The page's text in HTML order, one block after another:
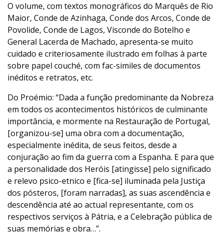
O volume, com textos monográficos do Marquês de Rio
Maior, Conde de Azinhaga, Conde dos Arcos, Conde de
Povolide, Conde de Lagos, Visconde do Botelho e
General Lacerda de Machado, apresenta-se muito
cuidado e criteriosamente ilustrado em folhas à parte
sobre papel couché, com fac-similes de documentos
inéditos e retratos, etc.
Do Proémio: “Dada a função predominante da Nobreza
em todos os acontecimentos históricos de culminante
importância, e mormente na Restauração de Portugal,
[organizou-se] uma obra com a documentação,
especialmente inédita, de seus feitos, desde a
conjuração ao fim da guerra com a Espanha. E para que
a personalidade dos Heróis [atingisse] pelo significado
e relevo psico-etnico e [fica-se] iluminada pela Justiça
dos pósteros, [foram narradas], as suas ascendência e
descendência até ao actual representante, com os
respectivos serviços à Pátria, e a Celebração pública de
suas memórias e obra…”.